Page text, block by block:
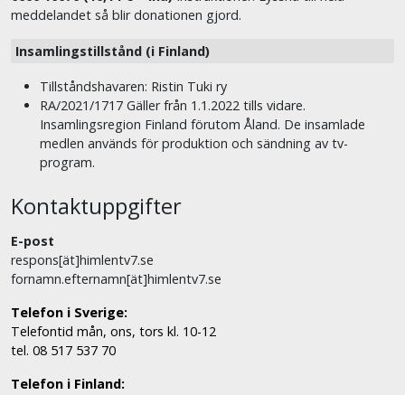
meddelandet så blir donationen gjord.
Insamlingstillstånd (i Finland)
Tillståndshavaren: Ristin Tuki ry
RA/2021/1717 Gäller från 1.1.2022 tills vidare.
Insamlingsregion Finland förutom Åland. De insamlade
medlen används för produktion och sändning av tv-
program.
Kontaktuppgifter
E-post
respons[ät]himlentv7.se
fornamn.efternamn[ät]himlentv7.se
Telefon i Sverige:
Telefontid mån, ons, tors kl. 10-12
tel. 08 517 537 70
Telefon i Finland: